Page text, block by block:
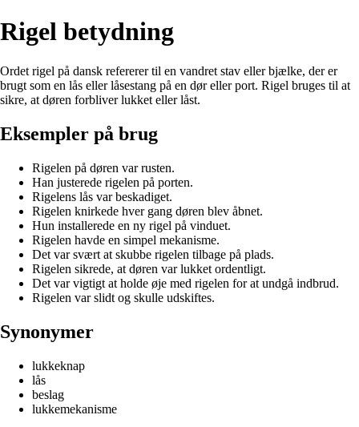
Rigel betydning
Ordet rigel på dansk refererer til en vandret stav eller bjælke, der er
brugt som en lås eller låsestang på en dør eller port. Rigel bruges til at
sikre, at døren forbliver lukket eller låst.
Eksempler på brug
Rigelen på døren var rusten.
Han justerede rigelen på porten.
Rigelens lås var beskadiget.
Rigelen knirkede hver gang døren blev åbnet.
Hun installerede en ny rigel på vinduet.
Rigelen havde en simpel mekanisme.
Det var svært at skubbe rigelen tilbage på plads.
Rigelen sikrede, at døren var lukket ordentligt.
Det var vigtigt at holde øje med rigelen for at undgå indbrud.
Rigelen var slidt og skulle udskiftes.
Synonymer
lukkeknap
lås
beslag
lukkemekanisme